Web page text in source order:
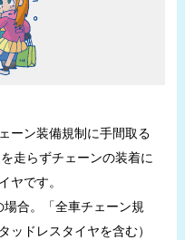
ーン装備規制に手間取る
走らずチェーンの装着に
ヤです。
合。「全車チェーン規
ッドレスタイヤを含む）